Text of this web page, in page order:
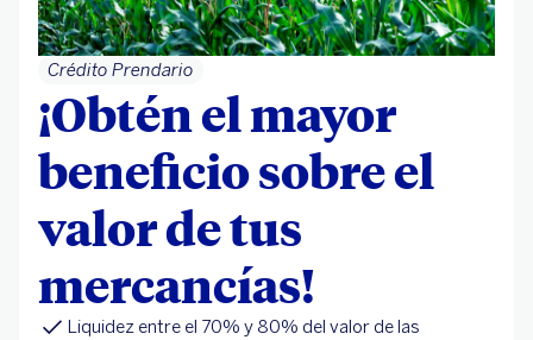
Crédito Prendario
¡Obtén el mayor
beneficio sobre el
valor de tus
mercancías!
Liquidez entre el 70% y 80% del valor de las